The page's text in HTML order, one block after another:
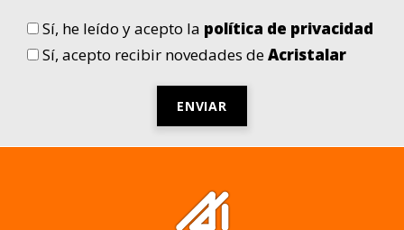
Sí, he leído y acepto la política de privacidad
Sí, acepto recibir novedades deAcristalar